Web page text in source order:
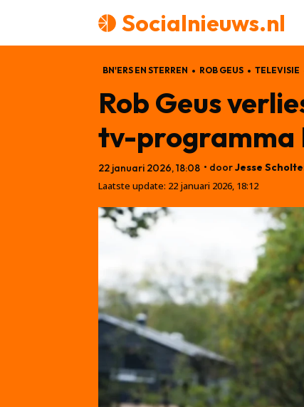
Socialnieuws.nl
BN'ERS EN STERREN ROB GEUS TELEVISIE
Rob Geus
tv-programma
22 januari 2026, 18:08 • doorJesse
Laatste update: 22 januari 2026, 18:12